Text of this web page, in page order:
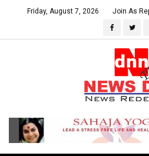
Friday, August 7, 2026 Join As